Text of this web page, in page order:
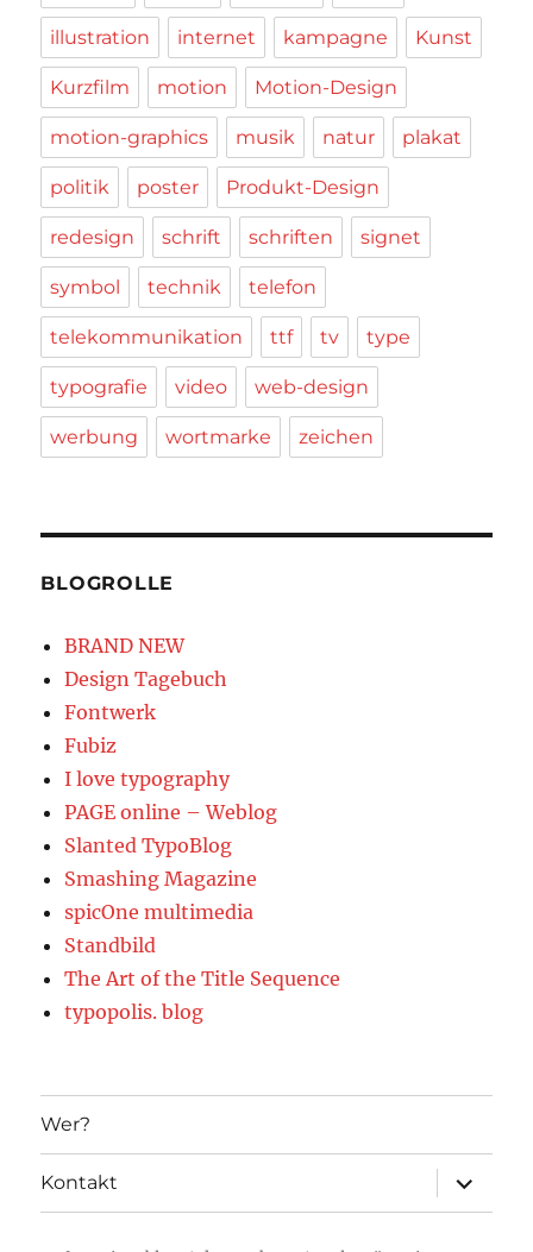
illustration internet kampagne Kunst
Kurzfilm motion Motion-Design
motion-graphics musik natur plakat
politik poster Produkt-Design
redesign schrift schriften signet
symbol technik telefon
telekommunikation ttf tv type
typografie video web-design
werbung wortmarke zeichen
BLOGROLLE
BRAND NEW
Design Tagebuch
Fontwerk
Fubiz
I love typography
PAGE online – Weblog
Slanted TypoBlog
Smashing Magazine
spicOne multimedia
Standbild
The Art of the Title Sequence
typopolis. blog
Wer?
Kontakt
öffnen